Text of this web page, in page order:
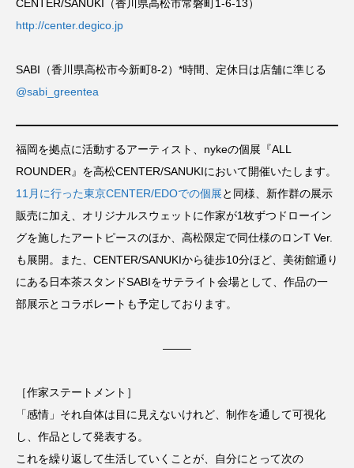
CENTER/SANUKI（香川県高松市常磐町1-6-13）
http://center.degico.jp
SABI（香川県高松市今新町8-2）*時間、定休日は店舗に準じる
@sabi_greentea
福岡を拠点に活動するアーティスト、nykeの個展『ALL
ROUNDER』を高松CENTER/SANUKIにおいて開催いたします。
11月に行った東京CENTER/EDOでの個展と同様、新作群の展示
販売に加え、オリジナルスウェットに作家が1枚ずつドローイン
グを施したアートピースのほか、高松限定で同仕様のロンT Ver.
も展開。また、CENTER/SANUKIから徒歩10分ほど、美術館通り
にある日本茶スタンドSABIをサテライト会場として、作品の一
部展示とコラボレートも予定しております。
——–
［作家ステートメント］
「感情」それ自体は目に見えないけれど、制作を通して可視化
し、作品として発表する。
これを繰り返して生活していくことが、自分にとって次の